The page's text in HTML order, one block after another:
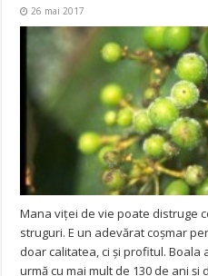
26 mai 2017
Mana viței de vie poate distruge
struguri. E un adevărat coșmar
doar calitatea, ci și profitul. Boala
urmă cu mai mult de 130 de ani